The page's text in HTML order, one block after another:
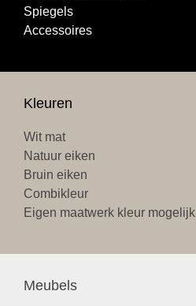
Spiegels
Accessoires
Kleuren
Wit mat
Natuur eiken
Bruin eiken
Combikleur
Eigen maatwerk kleur mogelijk
Meubels